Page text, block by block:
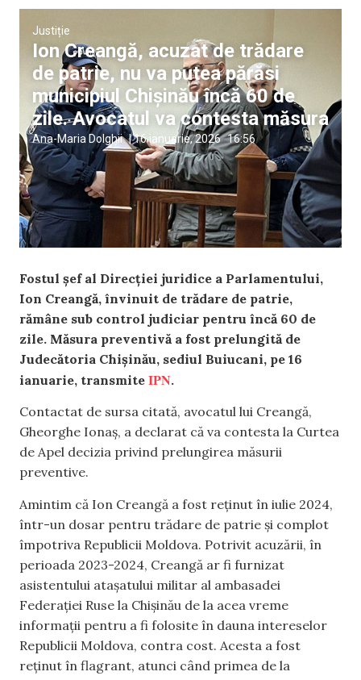
Justiție
Ion Creangă, acuzat de trădare
de patrie, nu va putea părăsi
municipiul Chișinău încă 60 de
zile. Avocatul va contesta măsura
Ana-Maria Dolghii |16 ianuarie, 2026 16:56
Fostul șef al Direcției juridice a Parlamentului,
Ion Creangă, învinuit de trădare de patrie,
rămâne sub control judiciar pentru încă 60 de
zile. Măsura preventivă a fost prelungită de
Judecătoria Chișinău, sediul Buiucani, pe 16
ianuarie, transmite IPN.
Contactat de sursa citată, avocatul lui Creangă,
Gheorghe Ionaș, a declarat că va contesta la Curtea
de Apel decizia privind prelungirea măsurii
preventive.
Amintim că Ion Creangă a fost reținut în iulie 2024,
într-un dosar pentru trădare de patrie și complot
împotriva Republicii Moldova. Potrivit acuzării, în
perioada 2023-2024, Creangă ar fi furnizat
asistentului atașatului militar al ambasadei
Federației Ruse la Chișinău de la acea vreme
informații pentru a fi folosite în dauna intereselor
Republicii Moldova, contra cost. Acesta a fost
reținut în flagrant, atunci când primea de la